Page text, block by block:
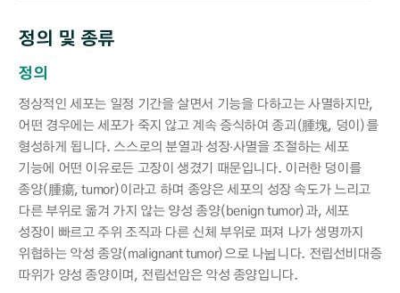
정의 및 종류
정의
정상적인 세포는 일정 기간을 살면서 기능을 다하고는 사멸하지만,
어떤 경우에는 세포가 죽지 않고 계속 증식하여 종괴(腫塊, 덩이)를
형성하게 됩니다. 스스로의 분열과 성장‧사멸을 조절하는 세포
기능에 어떤 이유로든 고장이 생겼기 때문입니다. 이러한 덩이를
종양(腫瘍, tumor)이라고 하며 종양은 세포의 성장 속도가 느리고
다른 부위로 옮겨 가지 않는 양성 종양(benign tumor)과, 세포
성장이 빠르고 주위 조직과 다른 신체 부위로 퍼져 나가 생명까지
위협하는 악성 종양(malignant tumor)으로 나뉩니다. 전립선비대증
따위가 양성 종양이며, 전립선암은 악성 종양입니다.